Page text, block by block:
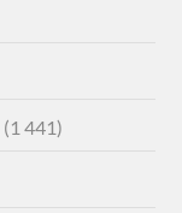
(1 441)